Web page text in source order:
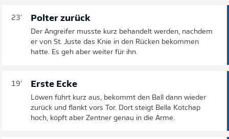
23' Polter zurück
Der Angreifer musste kurz behandelt werden, nachdem
er von St. Juste das Knie in den Rücken bekommen
hatte. Es geh aber weiter für ihn.
19' Erste Ecke
Löwen führt kurz aus, bekommt den Ball dann wieder
zurück und flankt vors Tor. Dort steigt Bella Kotchap
hoch, köpft aber Zentner genau in die Arme.